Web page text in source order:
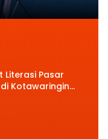
Literasi Pasar
Kotawaringin